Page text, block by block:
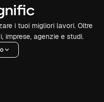
i tuoi migliori lavori. Oltre
imprese, agenzie e studi.